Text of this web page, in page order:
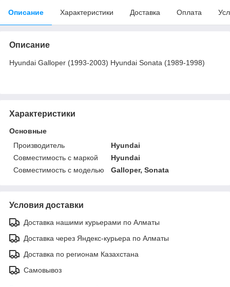
Описание Характеристики Доставка Оплата
Описание
Hyundai Galloper (1993-2003) Hyundai Sonata (1989-1998)
Характеристики
Основные
Производитель
Hyundai
Совместимость с маркой
Hyundai
Совместимость с моделью
Galloper, Sonata
Условия доставки
Доставка нашими курьерами по Алматы
Доставка через Яндекс-курьера по Алматы
Доставка по регионам Казахстана
Самовывоз